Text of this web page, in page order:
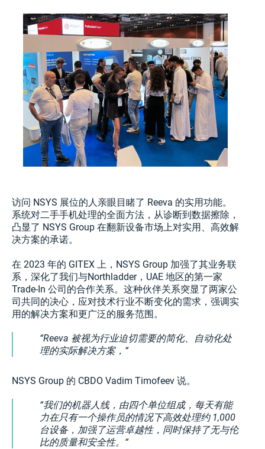
访问 NSYS 展位的人亲眼目睹了 Reeva 的实用功能。
系统对二手手机处理的全面方法，从诊断到数据擦除，
凸显了 NSYS Group 在翻新设备市场上对实用、高效解
决方案的承诺。
在 2023 年的 GITEX 上，NSYS Group 加强了其业务联
系，深化了我们与Northladder，UAE 地区的第一家
Trade-In 公司的合作关系。这种伙伴关系突显了两家公
司共同的决心，应对技术行业不断变化的需求，强调实
用的解决方案和更广泛的服务范围。
Reeva 被视为行业迫切需要的简化、自动化处
理的实际解决方案，
NSYS Group 的 CBDO Vadim Timofeev 说。
我们的机器人线，由四个单位组成，每天有能
力在只有一个操作员的情况下高效处理约 1,000
台设备，加强了运营卓越性，同时保持了无与伦
比的质量和安全性。